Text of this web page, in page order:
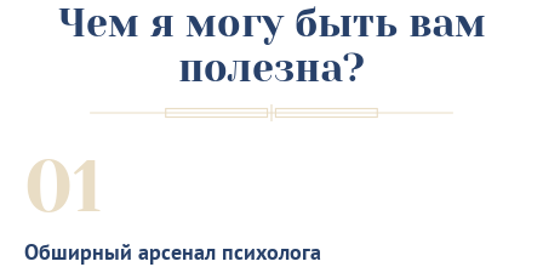
Чем я могу быть вам
полезна?
01
Обширный арсенал психолога